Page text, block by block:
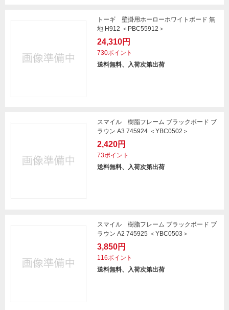
トーギ 壁掛用ホーローホワイトボード 無
地 H912 ＜PBC55912＞
24,310円
730ポイント
送料無料、入荷次第出荷
スマイル 樹脂フレーム ブラックボード ブ
ラウン A3 745924 ＜YBC0502＞
2,420円
73ポイント
送料無料、入荷次第出荷
スマイル 樹脂フレーム ブラックボード ブ
ラウン A2 745925 ＜YBC0503＞
3,850円
116ポイント
送料無料、入荷次第出荷